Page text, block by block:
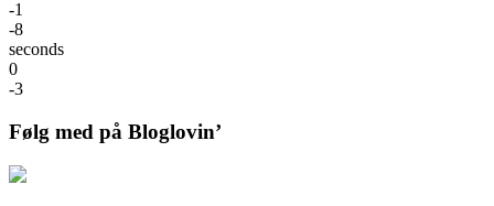
-1
-8
seconds
0
-3
Følg med på Bloglovin’